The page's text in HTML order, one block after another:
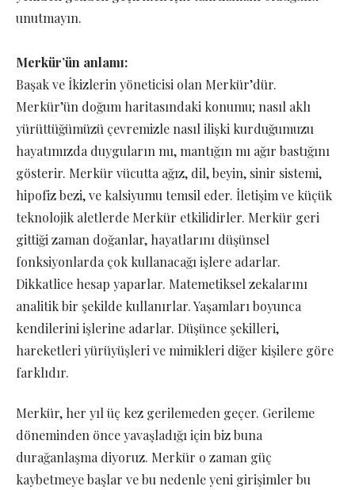
unutmayın.
Merkür’ün anlamı:
Başak ve İkizlerin yöneticisi olan Merkür’dür.
Merkür’ün doğum haritasındaki konumu; nasıl aklı
yürüttüğümüzü çevremizle nasıl ilişki kurduğumuzu
hayatımızda duyguların mı, mantığın mı ağır bastığını
gösterir. Merkür vücutta ağız, dil, beyin, sinir sistemi,
hipofiz bezi, ve kalsiyumu temsil eder. İletişim ve küçük
teknolojik aletlerde Merkür etkilidirler. Merkür geri
gittiği zaman doğanlar, hayatlarını düşünsel
fonksiyonlarda çok kullanacağı işlere adarlar.
Dikkatlice hesap yaparlar. Matemetiksel zekalarını
analitik bir şekilde kullanırlar. Yaşamları boyunca
kendilerini işlerine adarlar. Düşünce şekilleri,
hareketleri yürüyüşleri ve mimikleri diğer kişilere göre
farklıdır.
Merkür, her yıl üç kez gerilemeden geçer. Gerileme
döneminden önce yavaşladığı için biz buna
durağanlaşma diyoruz. Merkür o zaman güç
kaybetmeye başlar ve bu nedenle yeni girişimler bu